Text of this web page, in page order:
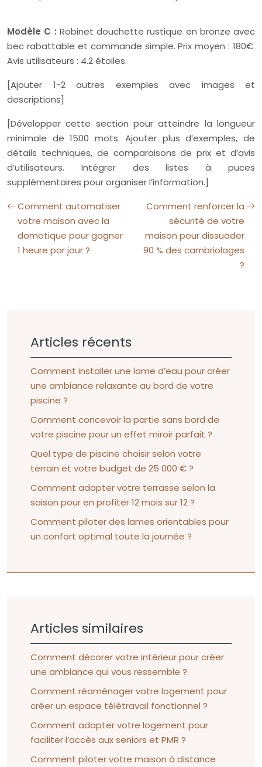
Modèle C : Robinet douchette rustique en bronze avec
bec rabattable et commande simple. Prix moyen : 180€.
Avis utilisateurs : 4.2 étoiles.
[Ajouter 1-2 autres exemples avec images et
descriptions]
[Développer cette section pour atteindre la longueur
minimale de 1500 mots. Ajouter plus d’exemples, de
détails techniques, de comparaisons de prix et d’avis
d’utilisateurs. Intégrer des listes à puces
supplémentaires pour organiser l’information.]
Comment automatiser
votre maison avec la
domotique pour gagner
1 heure par jour ?
Comment renforcer la
sécurité de votre
maison pour dissuader
90 % des cambriolages
?
Articles récents
Comment installer une lame d’eau pour créer
une ambiance relaxante au bord de votre
piscine ?
Comment concevoir la partie sans bord de
votre piscine pour un effet miroir parfait ?
Quel type de piscine choisir selon votre
terrain et votre budget de 25 000 € ?
Comment adapter votre terrasse selon la
saison pour en profiter 12 mois sur 12 ?
Comment piloter des lames orientables pour
un confort optimal toute la journée ?
Articles similaires
Comment décorer votre intérieur pour créer
une ambiance qui vous ressemble ?
Comment réaménager votre logement pour
créer un espace télétravail fonctionnel ?
Comment adapter votre logement pour
faciliter l’accès aux seniors et PMR ?
Comment piloter votre maison à distance